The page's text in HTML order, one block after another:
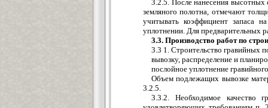
3.2.5. После нанесения высотных
земляного полотна, отмечают
учитывать коэффициент запаса
уплотнении. Для предварительных
3.3. Производство работ по
3.3 1. Строительство гравийных
вывозку, распределение и
послойное уплотнение
Объем подлежащих вывозке
3.2.5.
3.3.2. Необходимое качество